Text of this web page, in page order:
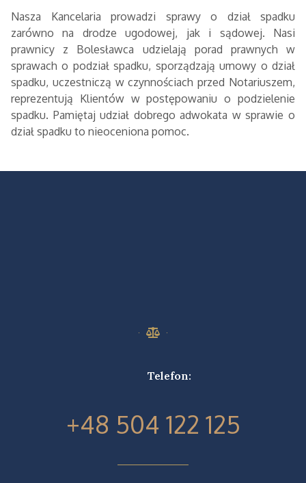
Nasza Kancelaria prowadzi sprawy o dział spadku
zarówno na drodze ugodowej, jak i sądowej. Nasi
prawnicy z Bolesławca udzielają porad prawnych w
sprawach o podział spadku, sporządzają umowy o dział
spadku, uczestniczą w czynnościach przed Notariuszem,
reprezentują Klientów w postępowaniu o podzielenie
spadku. Pamiętaj udział dobrego adwokata w sprawie o
dział spadku to nieoceniona pomoc.
Telefon:
+48 504 122 125